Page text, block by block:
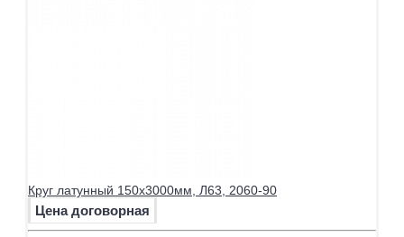
Круг латунный 150х3000мм, Л63, 2060-90
Цена договорная